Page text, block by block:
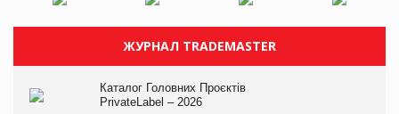
ЖУРНАЛ TRADEMASTER
Каталог Головних Проєктів
PrivateLabel – 2026